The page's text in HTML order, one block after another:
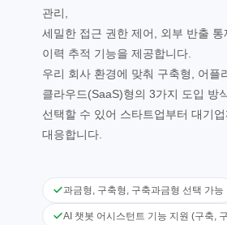
관리,
세밀한 접근 권한 제어, 외부 반출
이력 추적 기능을 제공합니다.
우리 회사 환경에 맞춰 구축형, 어플
클라우드(SaaS)형의 3가지 도입 방
선택할 수 있어 스타트업부터 대기
대응합니다.
과금형, 구축형, 구축과금형 선택 가능
AI 챗봇 어시스턴트 기능 지원 (구축,